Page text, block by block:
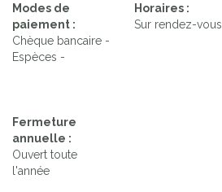
Modes de
paiement :
Chèque bancaire -
Espèces -
Horaires :
Sur rendez-vous
Fermeture
annuelle :
Ouvert toute
l'année